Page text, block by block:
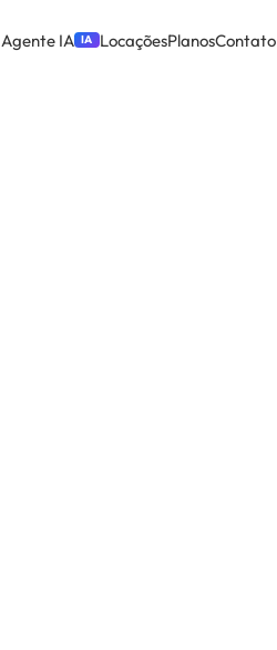
Agente IA IA LocaçõesPlanosContato